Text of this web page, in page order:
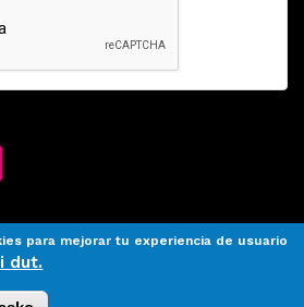
para mejorar tu experiencia de usuario
dut.